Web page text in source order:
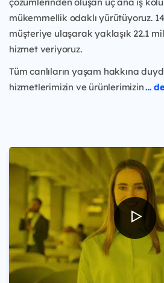
çözümlerinden oluşan üç ana iş
mükemmellik odaklı yürütüyoruz.
müşteriye ulaşarak yaklaşık 22.1
hizmet veriyoruz.
Tüm canlıların yaşam hakkına
hizmetlerimizin ve ürünlerimizin…